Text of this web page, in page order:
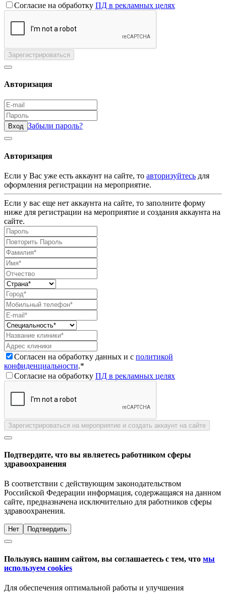
Согласие на обработку ПД в рекламных целях
Зарегистрироваться
Авторизация
Вход Забыли пароль?
Авторизация
Если у Вас уже есть аккаунт на сайте, то авторизуйтесь для
оформления регистрации на мероприятие.
Если у вас еще нет аккаунта на сайте, то заполните форму
ниже для регистрации на мероприятие и создания аккаунта на
сайте.
Согласен на обработку данных и с политикой
конфиденциальности.*
Согласие на обработку ПД в рекламных целях
Зарегистрироваться на мероприятие и создать аккаунт на сайте
Подтвердите, что вы являетесь работником сферы
здравоохранения
В соответствии с действующим законодательством
Российской Федерации информация, содержащаяся на данном
сайте, предназначена исключительно для работников сферы
здравоохранения.
Нет Подтвердить
Пользуясь нашим сайтом, вы соглашаетесь с тем, что мы
используем cookies
Для обеспечения оптимальной работы и улучшения